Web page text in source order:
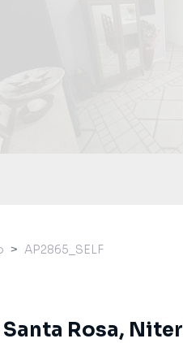
AP2865_SELF
Rosa,